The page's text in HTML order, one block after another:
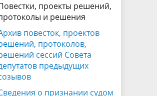
служба
обязательствах
характера
материалы
проекты решений,
и решения
повесток, проектов
протоколов,
сессий Совета
предыдущих
о признании судом